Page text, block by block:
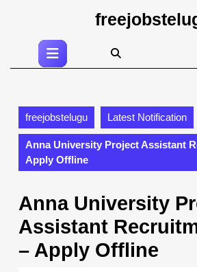
to
Open
Button
freejobstelugu Latest Notification
Anna University Project Assistant
Apply Offline
Anna University
Assistant
– Apply Offline